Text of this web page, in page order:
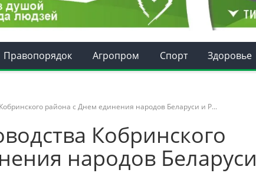
Правопорядок Агропром Спорт Здоровье
района с Днем единения народов Беларуси и Р...
Кобринского
народов Беларуси